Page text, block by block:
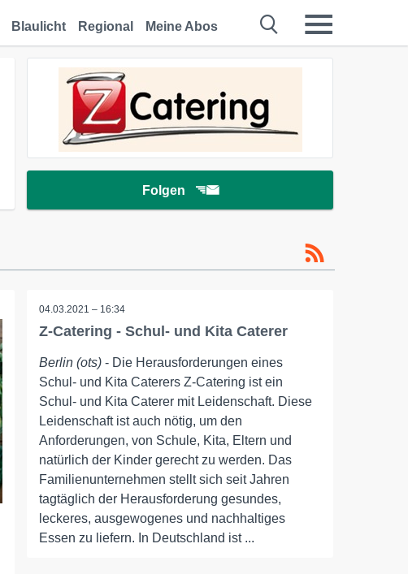
Blaulicht Regional Meine Abos
Folgen
04.03.2021 – 16:34
Z-Catering - Schul- und Kita Caterer
Berlin (ots) - Die Herausforderungen eines
Schul- und Kita Caterers Z-Catering ist ein
Schul- und Kita Caterer mit Leidenschaft. Diese
Leidenschaft ist auch nötig, um den
Anforderungen, von Schule, Kita, Eltern und
natürlich der Kinder gerecht zu werden. Das
Familienunternehmen stellt sich seit Jahren
tagtäglich der Herausforderung gesundes,
leckeres, ausgewogenes und nachhaltiges
Essen zu liefern. In Deutschland ist ...